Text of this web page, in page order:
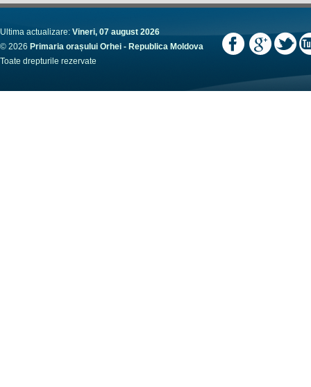
Ultima actualizare: Vineri, 07 august 2026
© 2026 Primaria orașului Orhei - Republica Moldova
Toate drepturile rezervate